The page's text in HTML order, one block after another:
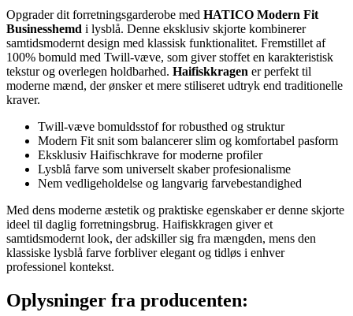
Opgrader dit forretningsgarderobe med HATICO Modern Fit
Businesshemd i lysblå. Denne eksklusiv skjorte kombinerer
samtidsmodernt design med klassisk funktionalitet. Fremstillet af
100% bomuld med Twill-væve, som giver stoffet en karakteristisk
tekstur og overlegen holdbarhed. Haifiskkragen er perfekt til
moderne mænd, der ønsker et mere stiliseret udtryk end traditionelle
kraver.
Twill-væve bomuldsstof for robusthed og struktur
Modern Fit snit som balancerer slim og komfortabel pasform
Eksklusiv Haifischkrave for moderne profiler
Lysblå farve som universelt skaber profesionalisme
Nem vedligeholdelse og langvarig farvebestandighed
Med dens moderne æstetik og praktiske egenskaber er denne skjorte
ideel til daglig forretningsbrug. Haifiskkragen giver et
samtidsmodernt look, der adskiller sig fra mængden, mens den
klassiske lysblå farve forbliver elegant og tidløs i enhver
professionel kontekst.
Oplysninger fra producenten: